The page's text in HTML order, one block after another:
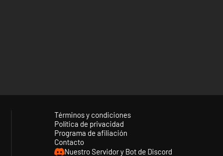
Términos y condiciones
Política de privacidad
Programa de afiliación
Contacto
Nuestro Servidor y Bot de Discord